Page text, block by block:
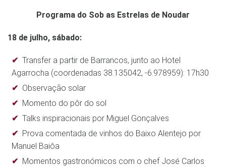
Programa do Sob as Estrelas de Noudar
18 de julho, sábado:
Transfer a partir de Barrancos, junto ao Hotel
Agarrocha (coordenadas 38.135042, -6.978959): 17h30
Observação solar
Momento do pôr do sol
Talks inspiracionais por Miguel Gonçalves
Prova comentada de vinhos do Baixo Alentejo por
Manuel Baiôa
Momentos gastronómicos com o chef José Carlos